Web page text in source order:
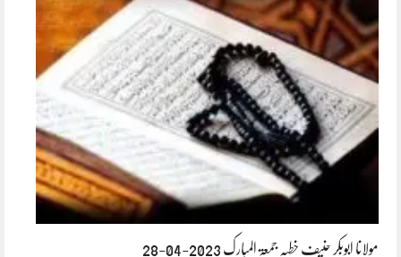
مولانا ابوبکر حنیف خطبہ جمعۃ المبارک 2023-04-28